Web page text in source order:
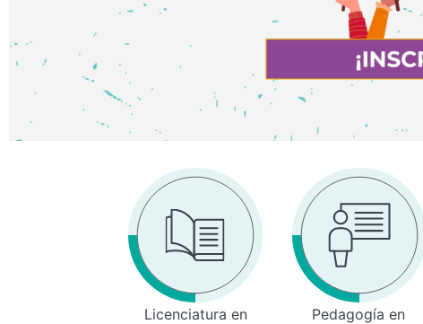
Licenciatura en
Pedagogía en